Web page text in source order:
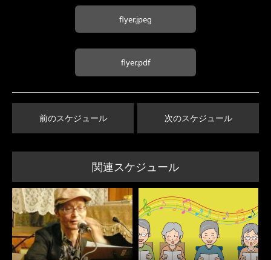
flyer.jpeg
flyer.pdf
前のスケジュール 次のスケジュール
関連スケジュール